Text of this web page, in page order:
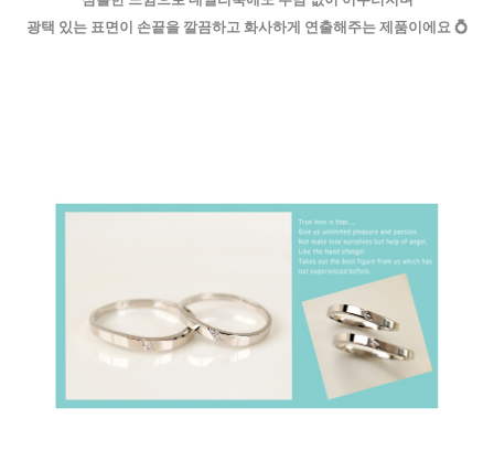
광택 있는 표면이 손끝을 깔끔하고 화사하게 연출해주는 제품이에요 💍